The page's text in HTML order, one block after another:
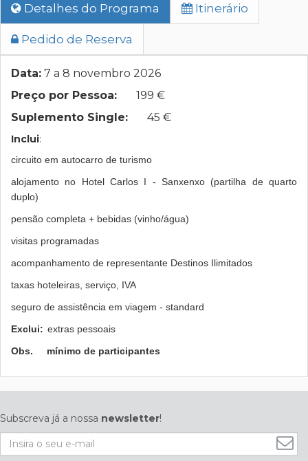
Detalhes do Programa Itinerário
Pedido de Reserva
Data: 7 a 8 novembro 2026
Preço por Pessoa: 199 €
Suplemento Single: 45 €
Inclui:
circuito em autocarro de turismo
alojamento no Hotel Carlos I - Sanxenxo (partilha de quarto
duplo)
pensão completa + bebidas (vinho/água)
visitas programadas
acompanhamento de representante Destinos Ilimitados
taxas hoteleiras, serviço, IVA
seguro de assistência em viagem - standard
Exclui: extras pessoais
Obs. mínimo de participantes
Subscreva já a nossa newsletter!